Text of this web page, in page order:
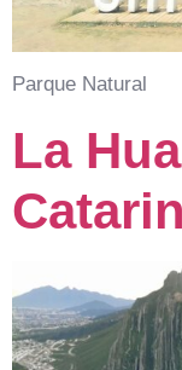
Parque Natural
La